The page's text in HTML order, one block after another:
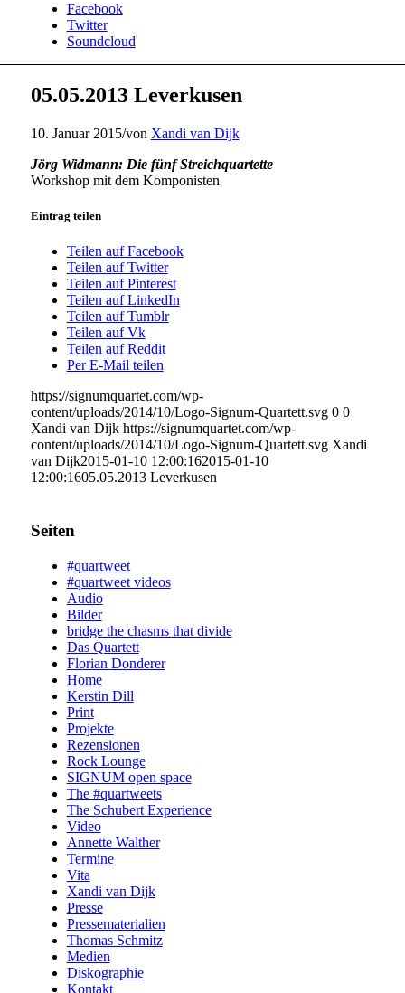
Facebook
Twitter
Soundcloud
05.05.2013 Leverkusen
10. Januar 2015/von Xandi van Dijk
Jörg Widmann: Die fünf Streichquartette
Workshop mit dem Komponisten
Eintrag teilen
Teilen auf Facebook
Teilen auf Twitter
Teilen auf Pinterest
Teilen auf LinkedIn
Teilen auf Tumblr
Teilen auf Vk
Teilen auf Reddit
Per E-Mail teilen
https://signumquartet.com/wp-
content/uploads/2014/10/Logo-Signum-Quartett.svg 0 0
Xandi van Dijk https://signumquartet.com/wp-
content/uploads/2014/10/Logo-Signum-Quartett.svg Xandi
van Dijk2015-01-10 12:00:162015-01-10
12:00:1605.05.2013 Leverkusen
Seiten
#quartweet
#quartweet videos
Audio
Bilder
bridge the chasms that divide
Das Quartett
Florian Donderer
Home
Kerstin Dill
Print
Projekte
Rezensionen
Rock Lounge
SIGNUM open space
The #quartweets
The Schubert Experience
Video
Annette Walther
Termine
Vita
Xandi van Dijk
Presse
Pressematerialien
Thomas Schmitz
Medien
Diskographie
Kontakt